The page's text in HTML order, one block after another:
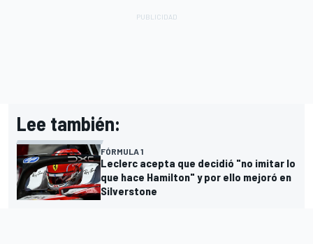
Lee también:
FÓRMULA 1
Leclerc acepta que decidió "no imitar lo
que hace Hamilton" y por ello mejoró en
Silverstone